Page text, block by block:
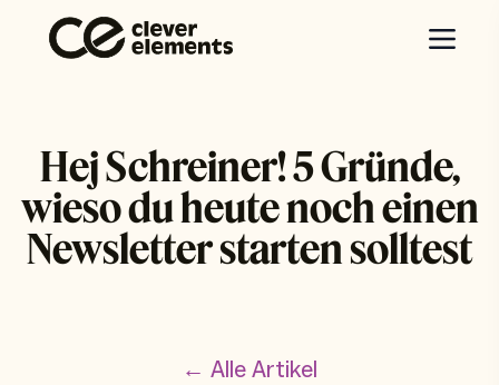
Hej Schreiner! 5 Gründe,
wieso du heute noch einen
Newsletter starten solltest
← Alle Artikel